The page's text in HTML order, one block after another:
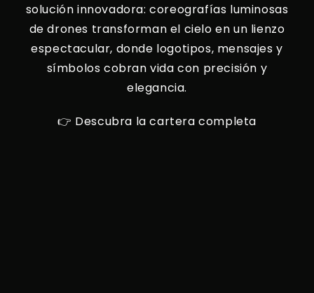
solución innovadora: coreografías luminosas
de drones transforman el cielo en un lienzo
espectacular, donde logotipos, mensajes y
símbolos cobran vida con precisión y
elegancia.
👉 Descubra la cartera completa